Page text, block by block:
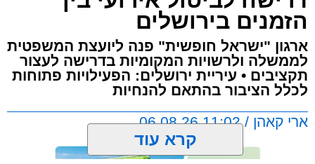
עוד בנושא:
צפו במרדף שהסתיים במעצר
האוטובוס נעצר - והחשד התברר כמוצדק
התחבא בתא המטען – ואז התברר: תכנן פיגוע |
צפו
הזמנים בירושלים
ארגון "ישראל חופשית" פנה ליועצת המשפטית
לממשלה ולרשויות המקומיות בדרישה לעצור
תקציבים • עיריית ירושלים: הפעילויות פתוחות
לכלל הציבור בהתאם להנחיות
ארי קאהן / 11:02 06.08.26
קרא עוד